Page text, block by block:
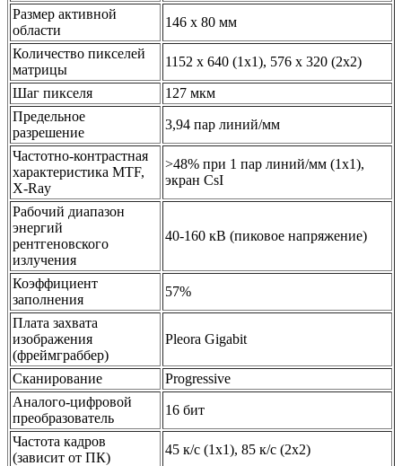
Размер активной
области
146 х 80 мм
Количество пикселей
матрицы
1152 x 640 (1x1), 576 x 320 (2x2)
Шаг пикселя
127 мкм
Предельное
разрешение
3,94 пар линий/мм
Частотно-контрастная
характеристика MTF,
X‑Ray
>48% при 1 пар линий/мм (1х1),
экран CsI
Рабочий диапазон
энергий
рентгеновского
излучения
40-160 кВ (пиковое напряжение)
Коэффициент
заполнения
57%
Плата захвата
изображения
(фреймграббер)
Pleora Gigabit
Сканирование
Progressive
Аналого-цифровой
преобразователь
16 бит
Частота кадров
(зависит от ПК)
45 к/с (1х1), 85 к/с (2х2)